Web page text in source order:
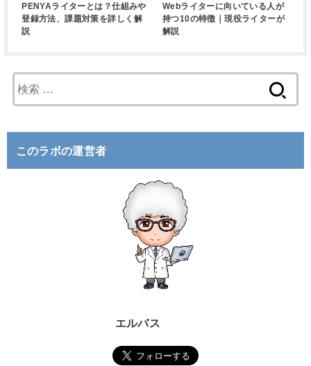
PENYAライターとは？仕組みや
登録方法、課題対策を詳しく解
説
Webライターに向いている人が
持つ10の特徴｜現役ライターが
解説
索
このラボの運営者
エルバス